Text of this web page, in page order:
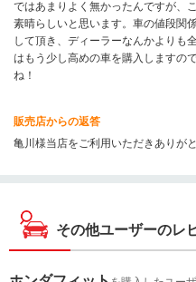
ではあまりよく無かったんですが、
素晴らしいと思います。車の値段関
して頂き、ディーラーなんかよりも
はもう少し高めの車を購入しますの
ね！
販売店からの返答
亀川様当店をご利用いただきありが
その他ユーザーのレ